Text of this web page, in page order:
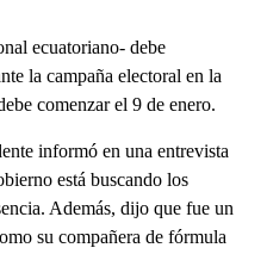
ecuatoriano- debe
la campaña electoral en la
comenzar el 9 de enero.
informó en una entrevista
está buscando los
Además, dijo que fue un
su compañera de fórmula